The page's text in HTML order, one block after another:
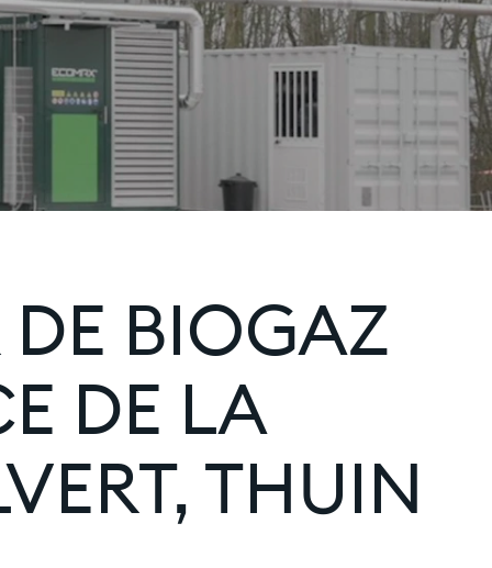
BIOGAZ
DE LA
THUIN